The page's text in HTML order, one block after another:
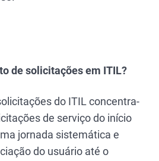
de solicitações em ITIL?
do ITIL concentra-
de serviço do início
jornada sistemática e
do usuário até o